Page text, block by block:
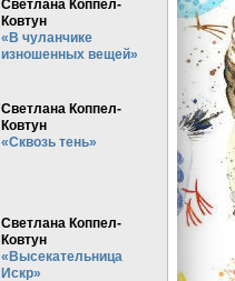
Светлана Коппел-
Ковтун
«В чуланчике
изношенных вещей»
Светлана Коппел-
Ковтун
«Сквозь тень»
Светлана Коппел-
Ковтун
«Высекательница
Искр»